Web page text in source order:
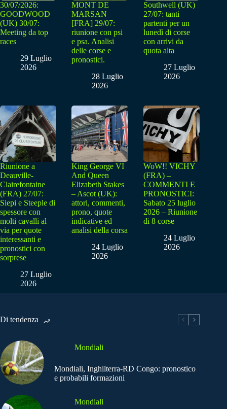
30/07/2026:
GOODWOOD
(UK) 30/07:
Meeting da top
races
29 Luglio
2026
MONT DE
MARSAN
[FRA] 29/07:
riunione con psi
e psa. Analisi
delle corse e
pronostici.
28 Luglio
2026
Southwell (UK)
27/07: tanti
partenti per un
lunedì di corse
con arrivi da
quota alta
27 Luglio
2026
Riunione a
Deauville-
Clairefontaine
(FRA) 27/07:
Siepi e Steeple di
spessore con
molti cavalli al
via per quote
interessanti e
pronostici con
sorprese
27 Luglio
2026
King George VI
And Queen
Elizabeth Stakes
– Ascot (UK):
attori, commenti,
prono, quote
indicative ed
analisi della corsa
24 Luglio
2026
WoW!! VICHY
(FRA) –
COMMENTI E
PRONOSTICI:
Sabato 25 luglio
2026 – Riunione
di 8 corse
24 Luglio
2026
Di tendenza
Mondiali
Mondiali, Inghilterra-RD Congo: pronostico
e probabili formazioni
Mondiali